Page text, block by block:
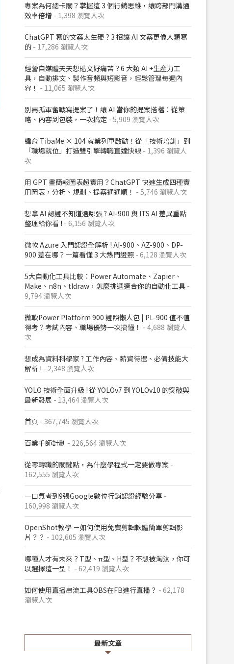
專案為何總卡關？掌握這 3 個行銷思維，讓跨部門溝通
效率倍增 - 1,398 瀏覽人次
ChatGPT 寫的文案太生硬？3 招讓 AI 文案更像人類寫
的 - 17,286 瀏覽人次
經營自媒體天天想貼文好痛苦？6 大類 AI +生產力工
具，自動排文、製作音頻與短影音，輕鬆管理每週內
容！ - 11,065 瀏覽人次
別再孤軍奮戰寫提案了！讓 AI 當你的提案搭檔：從策
略、內容到包裝，一次搞定 - 5,909 瀏覽人次
緯育 TibaMe × 104 就業列車啟動！從「技術培訓」到
「職場就位」打造雙引擎轉職直達快線 - 1,396 瀏覽人
次
用 GPT 畫簡報圖表超實用？ChatGPT 快速生成四種實
用圖表，分析、規劃、提案通通順！ - 5,746 瀏覽人次
想拿 AI 認證不知道選哪張 ? AI-900 與 ITS AI 差異重點
整理給你看 ! - 6,156 瀏覽人次
微軟 Azure 入門認證全解析​ ! AI-900、AZ-900、DP-
900 差在哪？​一篇看懂 3 大熱門證照​ - 6,128 瀏覽人次
5大自動化工具比較：Power Automate、Zapier、
Make、n8n、tldraw，怎麼挑選適合你的自動化工具 -
9,794 瀏覽人次
微軟Power Platform 900​ 證照懶人包​ | PL-900 值不值
得考？考試內容、職場優勢一次搞懂​！ - 4,688 瀏覽人
次
想成為資料科學家 ? 工作內容、薪資待遇、必備技能大
解析 ! - 2,348 瀏覽人次
YOLO 技術全面升級 ! 從 YOLOv7 到 YOLOv10 的突破與
最新發展 - 13,464 瀏覽人次
首頁 - 367,745 瀏覽人次
百業千師計劃 - 226,564 瀏覽人次
從零轉職的關鍵點，為什麼學程式一定要做專案 -
162,555 瀏覽人次
一口氣考到9張Google數位行銷認證經驗分享 -
160,998 瀏覽人次
OpenShot教學 －如何使用免費剪輯軟體簡單剪輯影
片？？ - 102,605 瀏覽人次
哪種人才有未來？T型、π型、H型？不想被淘汰，你可
以選擇這一型！ - 62,419 瀏覽人次
如何使用直播串流工具OBS在FB進行直播？ - 62,178
瀏覽人次
最新文章